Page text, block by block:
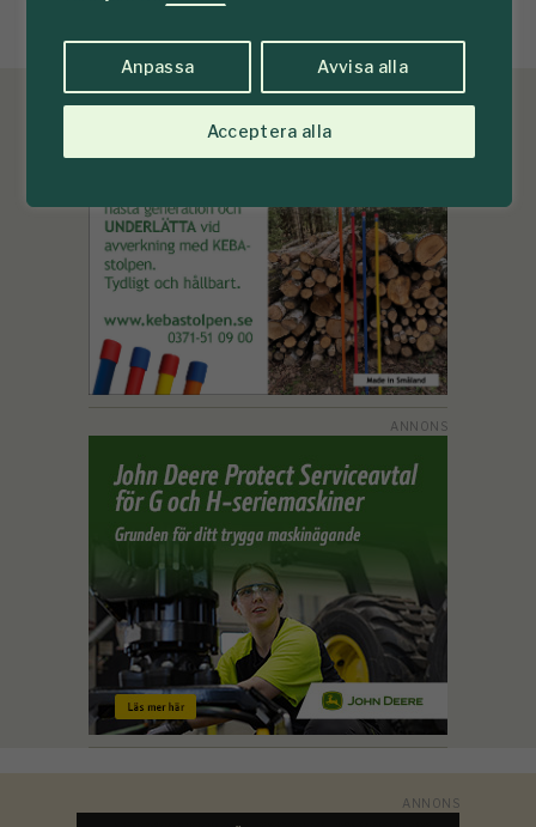
Anpassa Avvisa alla
Acceptera alla